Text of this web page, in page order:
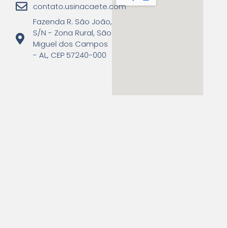
contato.usinacaete.com
Fazenda R. São João,
S/N - Zona Rural, São
Miguel dos Campos
- AL, CEP 57240-000